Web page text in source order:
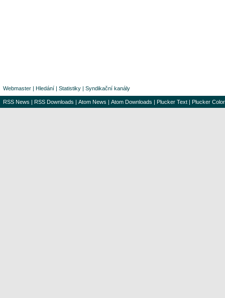
Webmaster | Hledání | Statistiky | Syndikační kanály
RSS News | RSS Downloads | Atom News | Atom Downloads | Plucker Text | Plucker Color